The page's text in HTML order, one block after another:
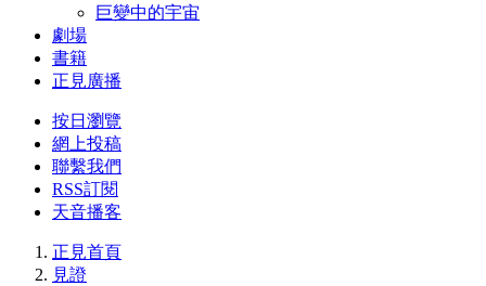
巨變中的宇宙
劇場
書籍
正見廣播
按日瀏覽
網上投稿
聯繫我們
RSS訂閱
天音播客
正見首頁
見證